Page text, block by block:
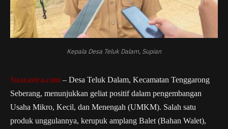
Kepala Desa Teluk Dalam, Supian
Suarastra.com – Desa Teluk Dalam, Kecamatan Tenggarong
Seberang, menunjukkan geliat positif dalam pengembangan
Usaha Mikro, Kecil, dan Menengah (UMKM). Salah satu
produk unggulannya, kerupuk amplang Balet (Bahan Walet),